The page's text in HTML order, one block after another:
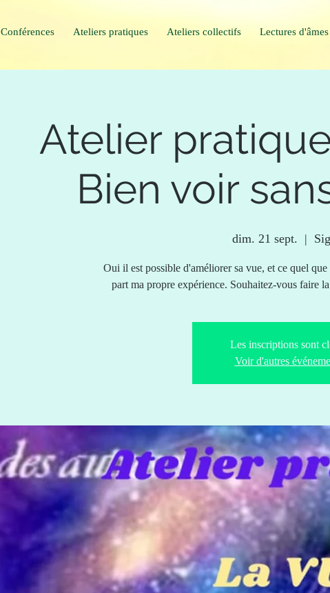
Conférences Ateliers pratiques Ateliers collectifs Lectures d'âmes
Atelier
Bien voir
dim. 21 sept.
  |
Oui il est possible d'améliorer sa vue, et ce quel
part ma propre expérience. Souhaitez-vous faire
Les inscriptions sont
Voir d'autres